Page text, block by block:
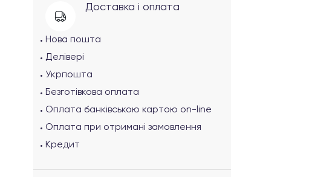
Доставка і оплата
Нова пошта
Делівері
Укрпошта
Безготівкова оплата
Оплата банківською картою on-line
Оплата при отримані замовлення
Кредит